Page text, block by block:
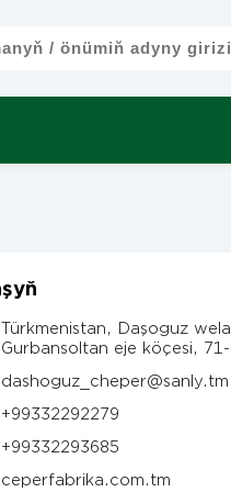
Türkmenistan, Daşoguz
Gurbansoltan eje köçesi,
dashoguz_cheper@sanly.tm
+99332292279
+99332293685
ceperfabrika.com.tm